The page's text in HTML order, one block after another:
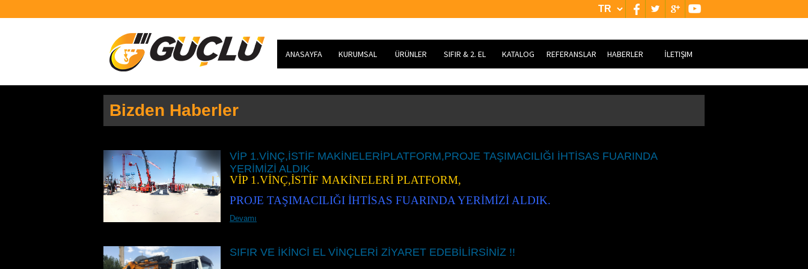
ANASAYFA KURUMSAL
HAKKIMIZDA
ÜRETİM
SERVİS
KARİYER
ÜRÜNLER
KATLANIR BOMLU VİNÇLER
SIFIR & 2. EL
SIFIR VİNÇLER
KATALOG REFERANSLAR
YURT İÇİ
HABERLER İLETIŞIM
BİZE ULAŞIN
Bizden Haberler
VİP 1.VİNÇ,İSTİF MAKİNELERİPLATFORM,PROJE TAŞIMACILIĞI İHTİSAS FUARINDA
YERİMİZİ ALDIK.
VİP 1.VİNÇ,İSTİF MAKİNELERİ PLATFORM,
PROJE TAŞIMACILIĞI İHTİSAS FUARINDA YERİMİZİ ALDIK.
Devamı
SIFIR VE İKİNCİ EL VİNÇLERİ ZİYARET EDEBİLİRSİNİZ !!